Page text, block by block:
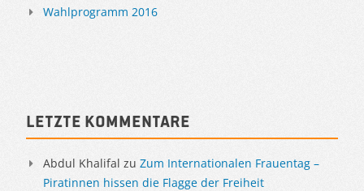
Wahlprogramm 2016
Letzte Kommentare
Abdul Khalifal zu Zum Internationalen Frauentag –
Piratinnen hissen die Flagge der Freiheit